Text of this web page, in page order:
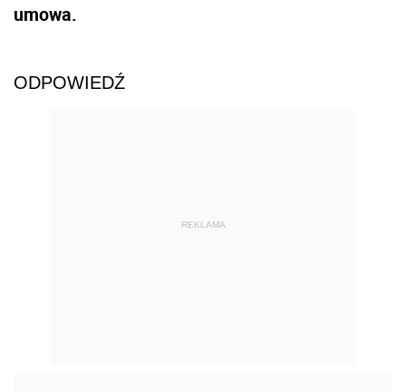
umowa.
ODPOWIEDŹ
REKLAMA